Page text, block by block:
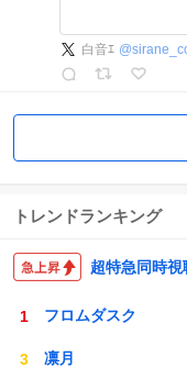
白音ｴ @
トレンドランキング
超特急同時視
フロムダスク
凛月